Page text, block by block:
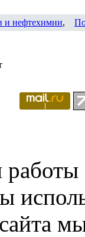
и нефтехимии,